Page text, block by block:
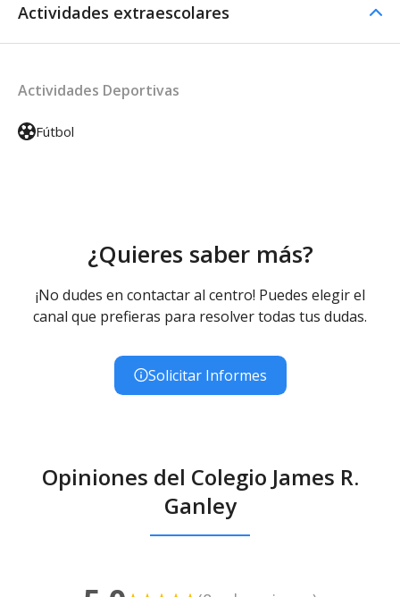
Actividades extraescolares
Actividades Deportivas
Fútbol
¿Quieres saber más?
¡No dudes en contactar al centro! Puedes elegir el
canal que prefieras para resolver todas tus dudas.
Solicitar Informes
Opiniones del Colegio James R.
Ganley